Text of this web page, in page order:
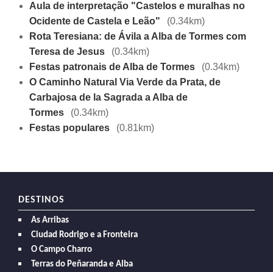
Aula de interpretação "Castelos e muralhas no
Ocidente de Castela e Leão"
(0.34km)
Rota Teresiana: de Ávila a Alba de Tormes com
Teresa de Jesus
(0.34km)
Festas patronais de Alba de Tormes
(0.34km)
O Caminho Natural Via Verde da Prata, de
Carbajosa de la Sagrada a Alba de
Tormes
(0.34km)
Festas populares
(0.81km)
DESTINOS
As Arribas
Ciudad Rodrigo e a Fronteira
O Campo Charro
Terras do Peñaranda e Alba